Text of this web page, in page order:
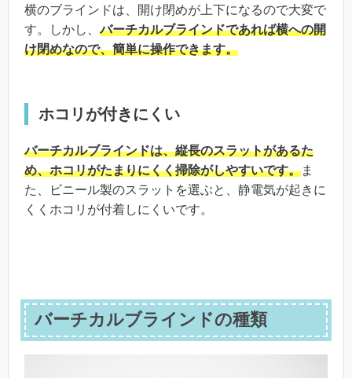
横のブラインドは、開け閉めが上下になるので大変で
す。しかし、バーチカルブラインドであれば横への開
け閉めなので、簡単に操作できます。
ホコリが付きにくい
バーチカルブラインドは、縦長のスラットがあるた
め、ホコリがたまりにくく掃除がしやすいです。ま
た、ビニール製のスラットを選ぶと、静電気が起きに
くくホコリが付着しにくいです。
バーチカルブラインドの種類